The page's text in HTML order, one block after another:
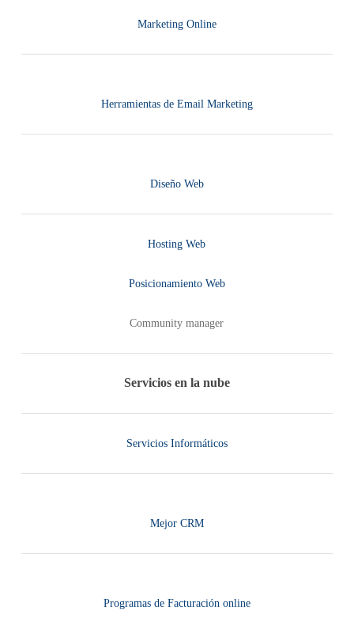
Marketing Online
Herramientas de Email Marketing
Diseño Web
Hosting Web
Posicionamiento Web
Community manager
Servicios en la nube
Servicios Informáticos
Mejor CRM
Programas de Facturación online